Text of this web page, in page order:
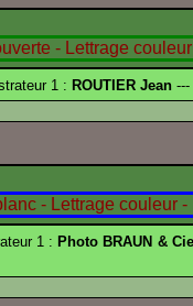
1 : ROUTIER Jean ---
1 : Photo BRAUN &